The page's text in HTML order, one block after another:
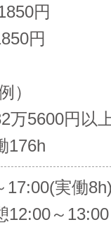
円
円
）
万5600円以
176h
17:00(実働
12:00～13:00